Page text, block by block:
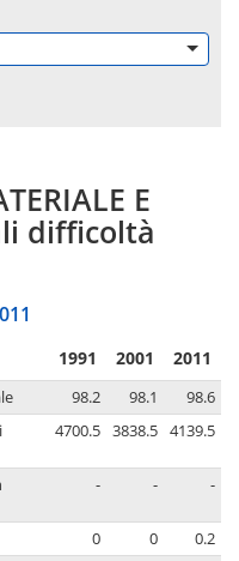
E
difficoltà
1991 2001 2011
98.2 98.1
98.6
4700.5 3838.5 4139.5
- - -
0 0
0.2